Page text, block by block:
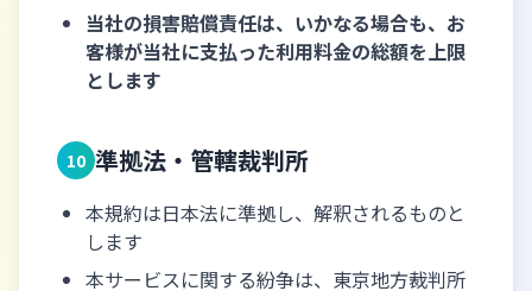
当社の損害賠償責任は、いかなる場合も、お
客様が当社に支払った利用料金の総額を上限
とします
10 準拠法・管轄裁判所
本規約は日本法に準拠し、解釈されるものと
します
本サービスに関する紛争は、東京地方裁判所